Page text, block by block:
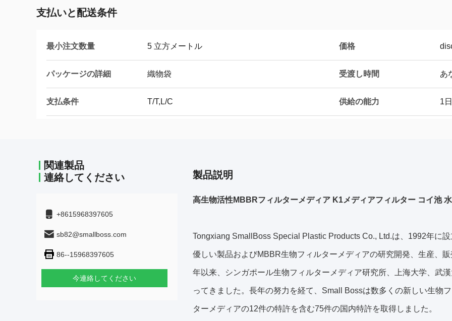
支払いと配送条件
最小注文数量 5 立方メートル 価格
パッケージの詳細 織物袋 受渡し時間 あ
支払条件 T/T,L/C 供給の能力 1
関連製品
連絡してください
+8615968397605
sb82@smallboss.com
86--15968397605
今連絡してください
製品説明
高生物活性MBBRフィルターメディア K1メディアフィルター コイ池
Tongxiang SmallBoss Special Plastic Products Co., Ltd.は、1992年に
優しい製品およびMBBR生物フィルターメディアの研究開発、生産、
年以来、シンガポール生物フィルターメディア研究所、上海大学、武
ってきました。長年の努力を経て、Small Bossは数多くの新しい生物
ターメディアの12件の特許を含む75件の国内特許を取得しました。